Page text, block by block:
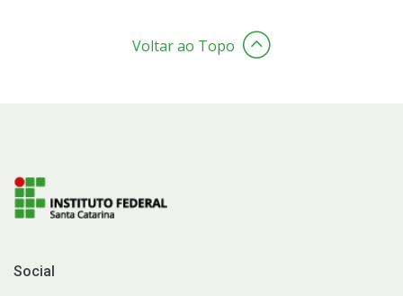
Voltar ao Topo
Social